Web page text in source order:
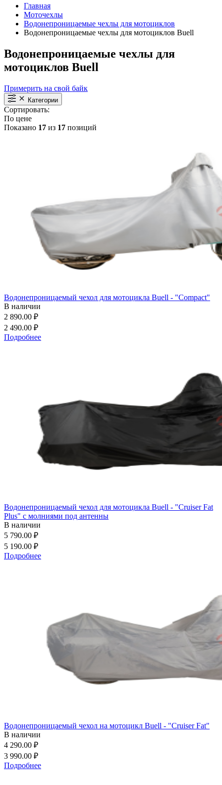
Главная
Моточехлы
Водонепроницаемые чехлы для мотоциклов
Водонепроницаемые чехлы для мотоциклов Buell
Водонепроницаемые чехлы для
мотоциклов Buell
Примерить на свой байк
Категории
Сортировать:
По цене
Показано 17 из 17 позиций
Водонепроницаемый чехол для мотоцикла Buell - "Compact"
В наличии
2 890.00 ₽
2 490.00 ₽
Подробнее
Водонепроницаемый чехол для мотоцикла Buell - "Cruiser Fat
Plus" с молниями под антенны
В наличии
5 790.00 ₽
5 190.00 ₽
Подробнее
Водонепроницаемый чехол на мотоцикл Buell - "Cruiser Fat"
В наличии
4 290.00 ₽
3 990.00 ₽
Подробнее